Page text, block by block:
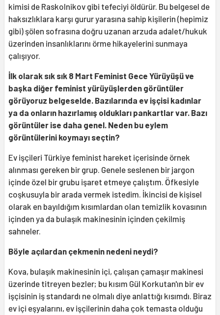
kimisi de Raskolnikov gibi tefeciyi öldürür. Bu belgesel de
haksızlıklara karşı gurur yarasına sahip kişilerin (hepimiz
gibi) şölen sofrasına doğru uzanan arzuda adalet/hukuk
üzerinden insanlıklarını örme hikayelerini sunmaya
çalışıyor.
İlk olarak sık sık 8 Mart Feminist Gece Yürüyüşü ve
başka diğer feminist yürüyüşlerden görüntüler
görüyoruz belgeselde. Bazılarında ev işçisi kadınlar
ya da onların hazırlamış oldukları pankartlar var. Bazı
görüntüler ise daha genel. Neden bu eylem
görüntülerini koymayı seçtin?
Ev işçileri Türkiye feminist hareket içerisinde örnek
alınması gereken bir grup. Genele seslenen bir jargon
içinde özel bir grubu işaret etmeye çalıştım. Öfkesiyle
coşkusuyla bir arada vermek istedim. İkincisi de kişisel
olarak en bayıldığım kısımlardan olan temizlik kovasının
içinden ya da bulaşık makinesinin içinden çekilmiş
sahneler.
Böyle açılardan çekmenin nedeni neydi?
Kova, bulaşık makinesinin içi, çalışan çamaşır makinesi
üzerinde titreyen bezler; bu kısım Gül Korkutan'ın bir ev
işçisinin iş standardı ne olmalı diye anlattığı kısımdı. Biraz
ev içi eşyalarını, ev işçilerinin daha çok temasta olduğu